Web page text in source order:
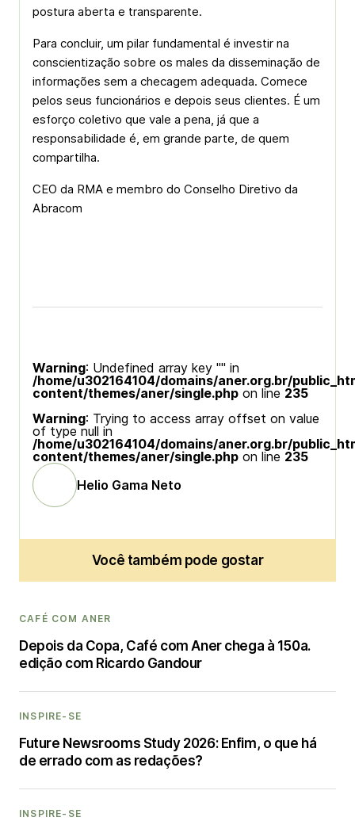
postura aberta e transparente.
Para concluir, um pilar fundamental é investir na
conscientização sobre os males da disseminação de
informações sem a checagem adequada. Comece
pelos seus funcionários e depois seus clientes. É um
esforço coletivo que vale a pena, já que a
responsabilidade é, em grande parte, de quem
compartilha.
CEO da RMA e membro do Conselho Diretivo da
Abracom
Warning: Undefined array key "" in
/home/u302164104/domains/aner.org.br/
content/themes/aner/single.php on line 235
Warning: Trying to access array offset on value
of type null in
/home/u302164104/domains/aner.org.br/
content/themes/aner/single.php on line 235
Helio Gama Neto
Você também pode gostar
CAFÉ COM ANER
Depois da Copa, Café com Aner chega à 150a.
edição com Ricardo Gandour
INSPIRE-SE
Future Newsrooms Study 2026: Enfim, o que há
de errado com as redações?
INSPIRE-SE